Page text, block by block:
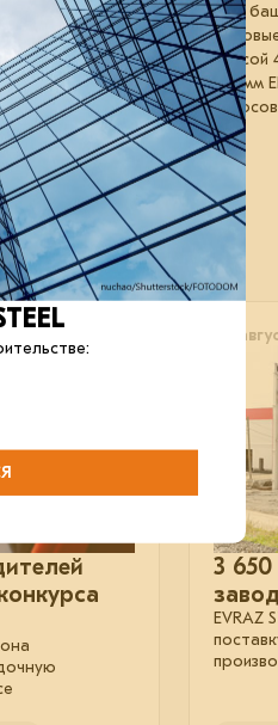
сибирской Эйфелевой
придётся найти ответы на
с рекордной массой
экологических
общее количество
20
3
EVRAZ